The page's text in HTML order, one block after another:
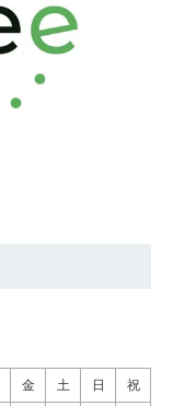
金 土 日 祝